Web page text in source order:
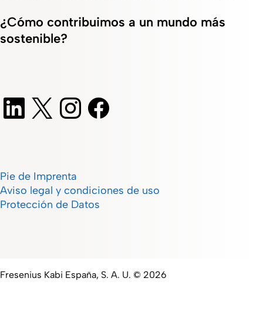
¿Cómo contribuimos a un mundo más
sostenible?
Pie de Imprenta
Aviso legal y condiciones de uso
Protección de Datos
Fresenius Kabi España, S. A. U. © 2026